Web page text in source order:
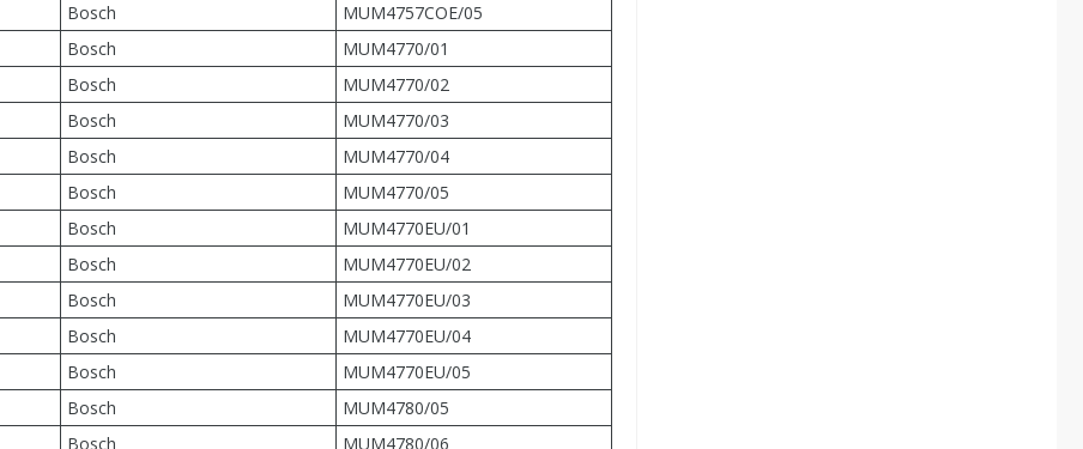
Bosch
MUM4757COE/05
Bosch
MUM4770/01
Bosch
MUM4770/02
Bosch
MUM4770/03
Bosch
MUM4770/04
Bosch
MUM4770/05
Bosch
MUM4770EU/01
Bosch
MUM4770EU/02
Bosch
MUM4770EU/03
Bosch
MUM4770EU/04
Bosch
MUM4770EU/05
Bosch
MUM4780/05
Bosch
MUM4780/06